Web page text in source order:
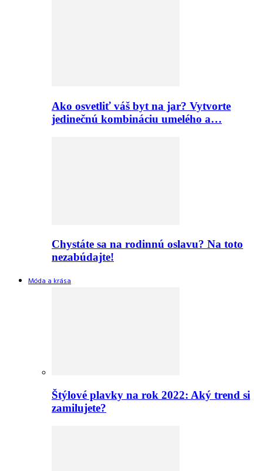
Ako osvetliť váš byt na jar? Vytvorte
jedinečnú kombináciu umelého a…
Chystáte sa na rodinnú oslavu? Na toto
nezabúdajte!
Móda a krása
Štýlové plavky na rok 2022: Aký trend si
zamilujete?